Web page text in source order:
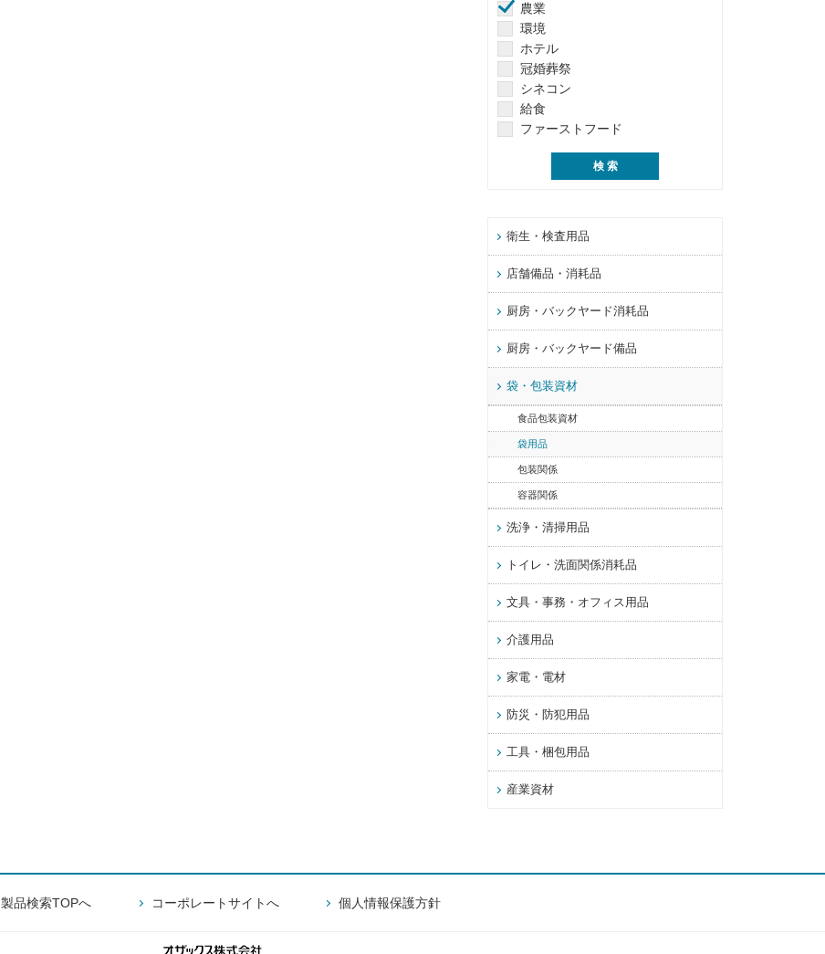
農業
環境
ホテル
冠婚葬祭
シネコン
給食
ファーストフード
衛生・検査用品
店舗備品・消耗品
厨房・バックヤード消耗品
厨房・バックヤード備品
袋・包装資材
食品包装資材
袋用品
包装関係
容器関係
洗浄・清掃用品
トイレ・洗面関係消耗品
文具・事務・オフィス用品
介護用品
家電・電材
防災・防犯用品
工具・梱包用品
産業資材
製品検索TOPへ コーポレートサイトへ 個人情報保護方針